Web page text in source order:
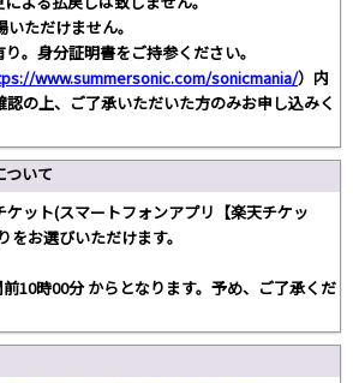
ただけません。
。身分証明書をご持参ください。
www.summersonic.com/sonicmania/）内
の上、ご了承いただいた方のみお申し込みく
ついて
ット(スマートフォンアプリ【楽天チケッ
をお選びいただけます。
10時00分 からとなります。予め、ご了承くだ